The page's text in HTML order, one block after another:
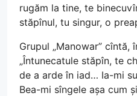
rugăm la tine, te
stăpînul, tu singur, o
Grupul „Manowar” cîntă,
„Întunecatule stăpîn, te
de a arde în iad… Ia-mi
Bea-mi sîngele așa cum